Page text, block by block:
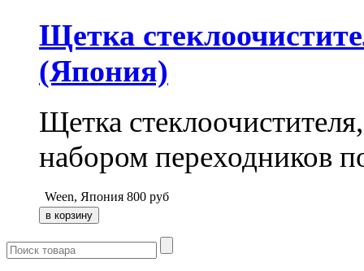
Щетка
(Япония)
Щетка
набором переходников
Ween, Япония 800 руб